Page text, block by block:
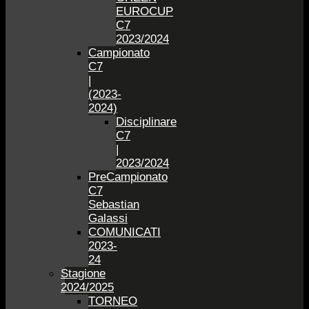
EUROCUP
C7
2023/2024
Campionato
C7
|
(2023-
2024)
Disciplinare
C7
|
2023/2024
PreCampionato
C7
Sebastian
Galassi
COMUNICATI
2023-
24
Stagione
2024/2025
TORNEO